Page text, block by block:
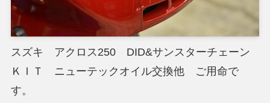
スズキ アクロス250 DID&サンスターチェーン
ＫＩＴ ニューテックオイル交換他 ご用命で
す。